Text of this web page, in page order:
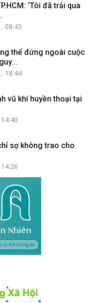
‘Tôi đã trải qua
08:43
thể đứng ngoài cuộc
18:44
vũ khí huyền thoại tại
sợ không trao cho